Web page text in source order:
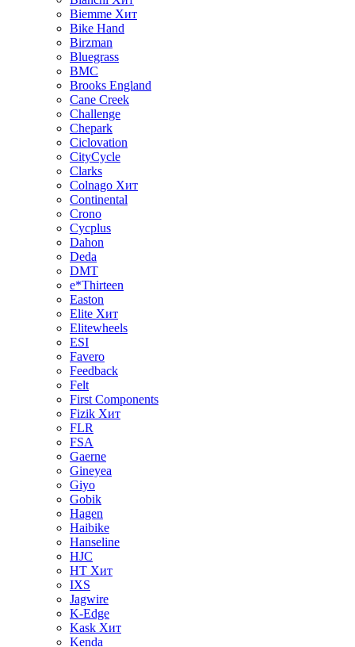
Biemme Хит
Bike Hand
Birzman
Bluegrass
BMC
Brooks England
Cane Creek
Challenge
Chepark
Ciclovation
CityCycle
Clarks
Colnago Хит
Continental
Crono
Cycplus
Dahon
Deda
DMT
e*Thirteen
Easton
Elite Хит
Elitewheels
ESI
Favero
Feedback
Felt
First Components
Fizik Хит
FLR
FSA
Gaerne
Gineyea
Giyo
Gobik
Hagen
Haibike
Hanseline
HJC
HT Хит
IXS
Jagwire
K-Edge
Kask Хит
Kenda